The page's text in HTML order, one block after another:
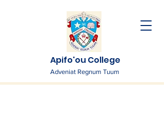
Apifo'ou College
Adveniat Regnum Tuum